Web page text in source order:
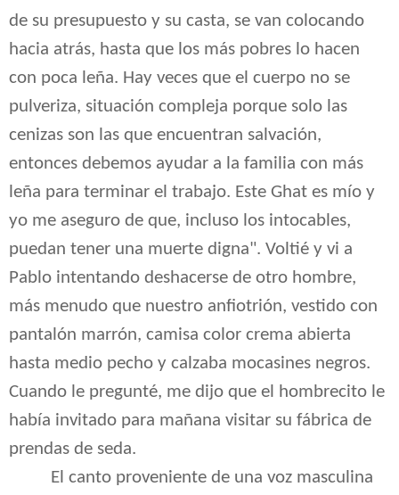
de su presupuesto y su casta, se van colocando
hacia atrás, hasta que los más pobres lo hacen
con poca leña. Hay veces que el cuerpo no se
pulveriza, situación compleja porque solo las
cenizas son las que encuentran salvación,
entonces debemos ayudar a la familia con más
leña para terminar el trabajo. Este Ghat es mío y
yo me aseguro de que, incluso los intocables,
puedan tener una muerte digna". Voltié y vi a
Pablo intentando deshacerse de otro hombre,
más menudo que nuestro anfiotrión, vestido con
pantalón marrón, camisa color crema abierta
hasta medio pecho y calzaba mocasines negros.
Cuando le pregunté, me dijo que el hombrecito le
había invitado para mañana visitar su fábrica de
prendas de seda.
El canto proveniente de una voz masculina